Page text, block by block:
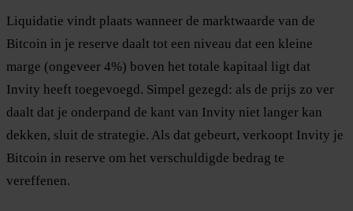
Liquidatie vindt plaats wanneer de marktwaarde van de
Bitcoin in je reserve daalt tot een niveau dat een kleine
marge (ongeveer 4%) boven het totale kapitaal ligt dat
Invity heeft toegevoegd. Simpel gezegd: als de prijs zo ver
daalt dat je onderpand de kant van Invity niet langer kan
dekken, sluit de strategie. Als dat gebeurt, verkoopt Invity je
Bitcoin in reserve om het verschuldigde bedrag te
vereffenen.